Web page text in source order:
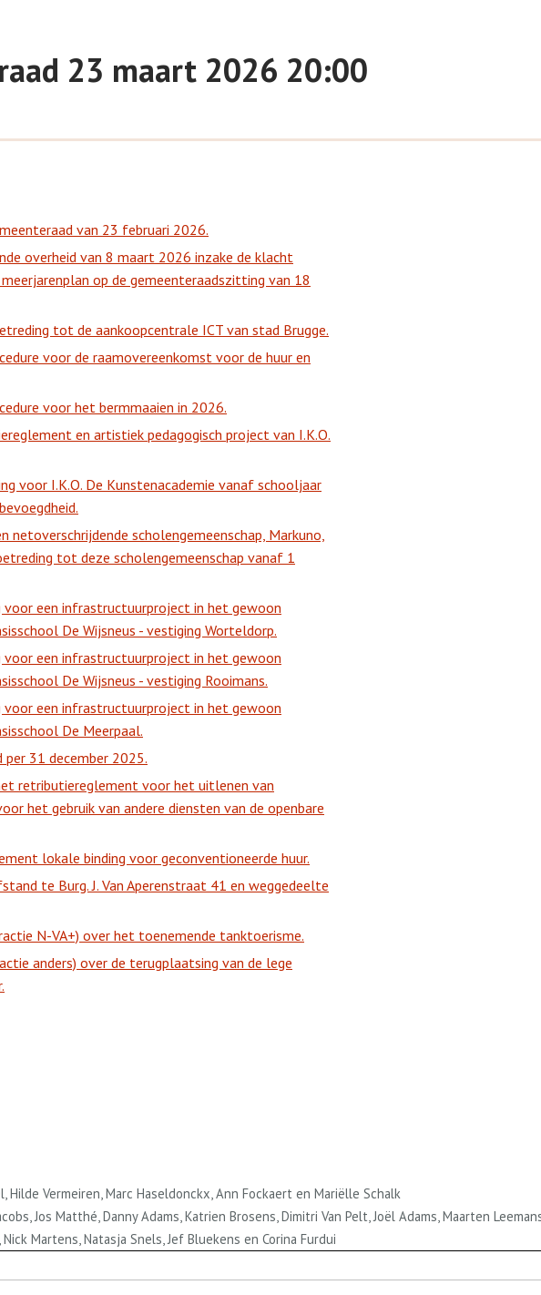
23 maart 2026 20:00
van 23 februari 2026.
overheid van 8 maart 2026 inzake de klacht
op de gemeenteraadszitting van 18
tot de aankoopcentrale ICT van stad Brugge.
voor de raamovereenkomst voor de huur en
voor het bermmaaien in 2026.
en artistiek pedagogisch project van I.K.O.
voor I.K.O. De Kunstenacademie vanaf schooljaar
netoverschrijdende scholengemeenschap, Markuno,
tot deze scholengemeenschap vanaf 1
voor een infrastructuurproject in het gewoon
De Wijsneus - vestiging Worteldorp.
voor een infrastructuurproject in het gewoon
De Wijsneus - vestiging Rooimans.
voor een infrastructuurproject in het gewoon
De Meerpaal.
31 december 2025.
retributiereglement voor het uitlenen van
het gebruik van andere diensten van de openbare
lokale binding voor geconventioneerde huur.
te Burg. J. Van Aperenstraat 41 en weggedeelte
N-VA+) over het toenemende tanktoerisme.
anders) over de terugplaatsing van de lege
Vermeiren, Marc Haseldonckx, Ann Fockaert en Mariëlle Schalk
Jos Matthé, Danny Adams, Katrien Brosens, Dimitri Van Pelt, Joël Adams, Maarten
Martens, Natasja Snels, Jef Bluekens en Corina Furdui